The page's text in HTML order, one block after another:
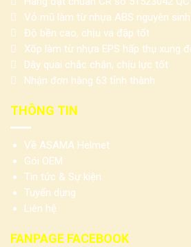
Vỏ mũ làm từ nhựa ABS nguyên sinh
Độ bền cao, chịu va đập tốt
Xốp làm từ nhựa EPS hấp thụ xung
Dây quai chắc chắn, chịu lực tốt
Nhận đơn hàng 63 tỉnh thành
THÔNG TIN
Về ASAMA Helmet
Gói OEM
Tin tức & Sự kiện
Tuyển dụng
Liên hệ
FANPAGE FACEBOOK